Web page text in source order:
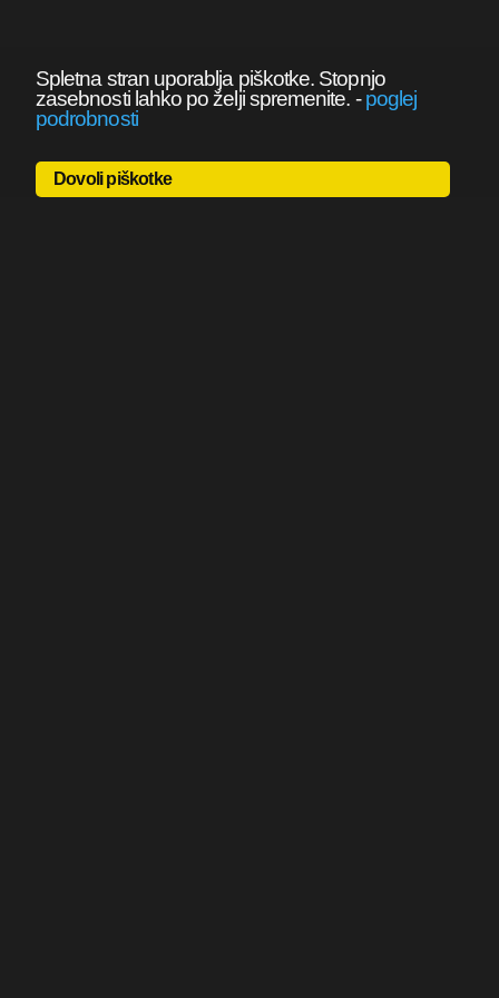
Spletna stran uporablja piškotke. Stopnjo
zasebnosti lahko po želji spremenite. -poglej
podrobnosti
Dovoli piškotke